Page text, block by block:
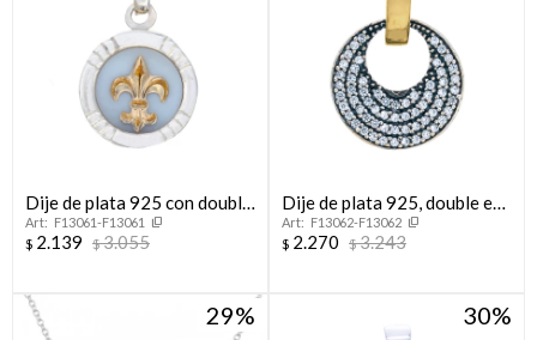
Dije de plata 925 con double
de oro 18 ktes y nácar, FLOR
DE LIS
F13061-F13061
$ 2.139 $3.055
Dije de plata 925, double en
oro 18 ktes y circonias.
F13062-F13062
$ 2.270 $3.243
29 30